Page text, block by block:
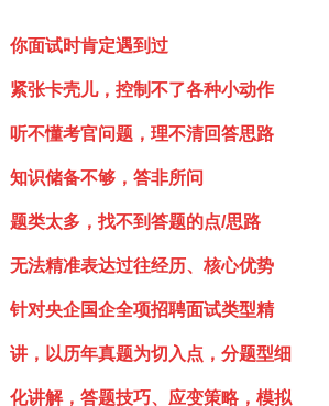
你面试时肯定遇到过
紧张卡壳儿，控制不了各种小动作
听不懂考官问题，理不清回答思路
知识储备不够，答非所问
题类太多，找不到答题的点/思路
无法精准表达过往经历、核心优势
针对央企国企全项招聘面试类型精
讲，以历年真题为切入点，分题型细
化讲解，答题技巧、应变策略，模拟